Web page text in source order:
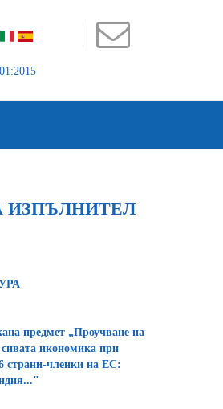
ИЗПЪЛНИТЕЛ
предмет „Проучване на
икономика при
страни-членки на ЕС: